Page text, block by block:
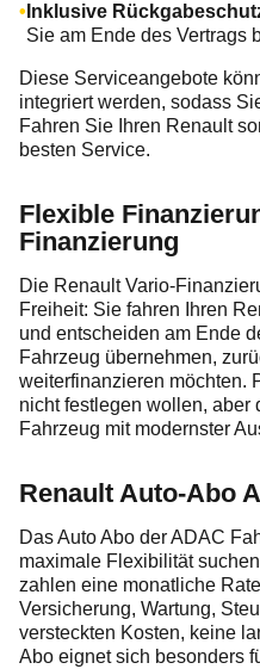
Inklusive
Sie am Ende des Vertrags
Diese Serviceangebote
integriert werden, sodass
Fahren Sie Ihren Renault
besten Service.
Flexible
Finanzierung
Die Renault Vario-
Freiheit: Sie fahren Ihren
und entscheiden am Ende
Fahrzeug übernehmen,
weiterfinanzieren möchten.
nicht festlegen wollen, aber
Fahrzeug mit modernster
Renault Auto-Abo
Das Auto Abo der ADAC
maximale Flexibilität
zahlen eine monatliche
Versicherung, Wartung,
versteckten Kosten, keine
Abo eignet sich besonders